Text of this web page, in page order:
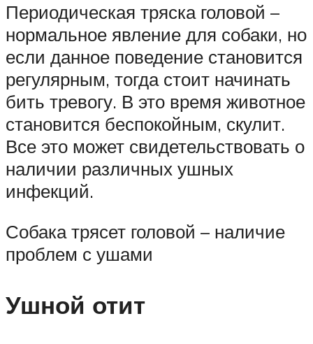
Периодическая тряска головой –
нормальное явление для собаки, но
если данное поведение становится
регулярным, тогда стоит начинать
бить тревогу. В это время животное
становится беспокойным, скулит.
Все это может свидетельствовать о
наличии различных ушных
инфекций.
Собака трясет головой – наличие
проблем с ушами
Ушной отит